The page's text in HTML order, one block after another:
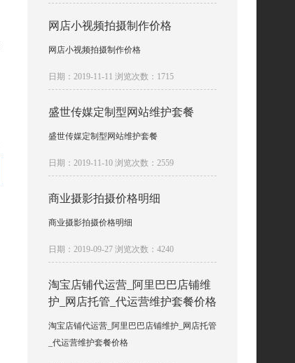
网店小视频拍摄制作价格
网店小视频拍摄制作价格
日期：2019-11-11 浏览次数：1715
盛世传媒定制型网站维护套餐
盛世传媒定制型网站维护套餐
日期：2019-11-10 浏览次数：2559
商业摄影拍摄价格明细
商业摄影拍摄价格明细
日期：2019-09-27 浏览次数：4240
淘宝店铺代运营_阿里巴巴店铺维
护_网店托管_代运营维护套餐价格
淘宝店铺代运营_阿里巴巴店铺维护_网店托管
_代运营维护套餐价格